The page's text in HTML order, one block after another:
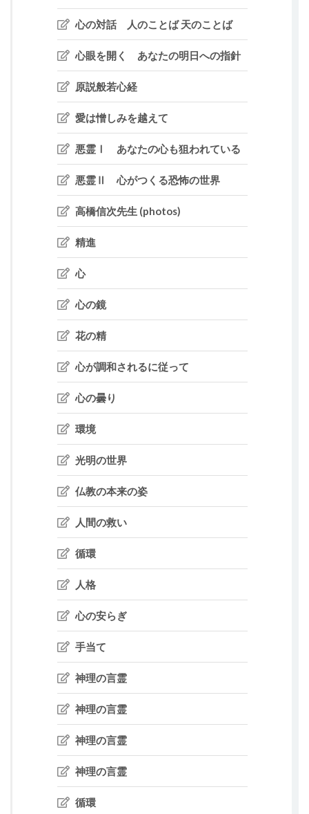
心の対話 人のことば 天のことば
心眼を開く あなたの明日への指針
原説般若心経
愛は憎しみを越えて
悪霊Ⅰ あなたの心も狙われている
悪霊Ⅱ 心がつくる恐怖の世界
高橋信次先生 (photos)
精進
心
心の鏡
花の精
心が調和されるに従って
心の曇り
環境
光明の世界
仏教の本来の姿
人間の救い
循環
人格
心の安らぎ
手当て
神理の言霊
神理の言霊
神理の言霊
神理の言霊
循環